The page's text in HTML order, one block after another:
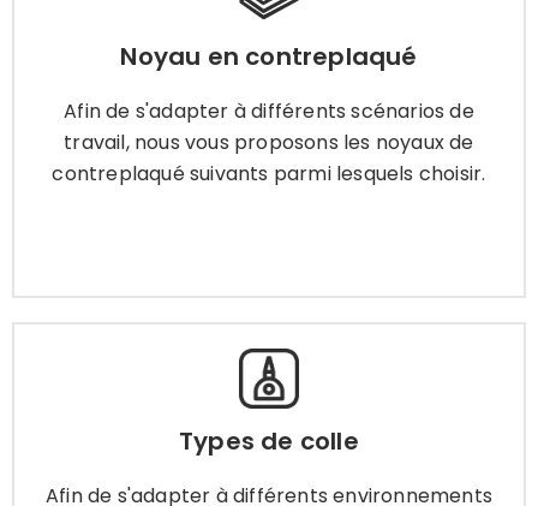
Noyau en contreplaqué
Afin de s'adapter à différents scénarios de
travail, nous vous proposons les noyaux de
contreplaqué suivants parmi lesquels choisir.
Noyau en contreplaqué
Afin de s'adapter à différents scénarios de
contreplaqué suivants parmi lesquels choisir.
Types de colle
Afin de s'adapter à différents environnements
Types de colle
Afin de s'adapter à différents environnements
et scénarios, nous vous proposons une variété
de colles pour contreplaqué parmi lesquelles